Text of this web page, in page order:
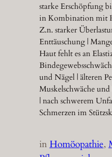
starke Erschöpfung
in Kombination mit
Z.n. starker
Enttäuschung |
Haut fehlt es an
und Nägel | älteren
Muskelschwäche
| nach schwerem
Schmerzen im
inHomöopathie,